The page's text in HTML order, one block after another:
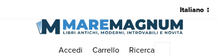
Accedi Carrello Ricerca